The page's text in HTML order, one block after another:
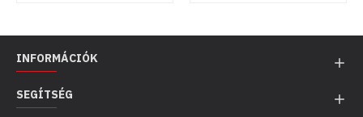
INFORMÁCIÓK
SEGÍTSÉG